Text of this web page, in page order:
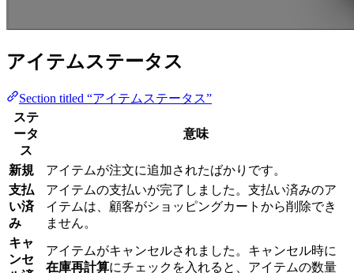
アイテムステータス
Section titled “アイテムステータス”
ステ
ータ
ス
意味
新規
アイテムが注文に追加されたばかりです。
支払
い済
み
アイテムの支払いが完了しました。支払い済みのア
イテムは、顧客がショッピングカートから削除でき
ません。
キャ
ンセ
アイテムがキャンセルされました。キャンセル時に
在庫再計算にチェックを入れると、アイテムの数量